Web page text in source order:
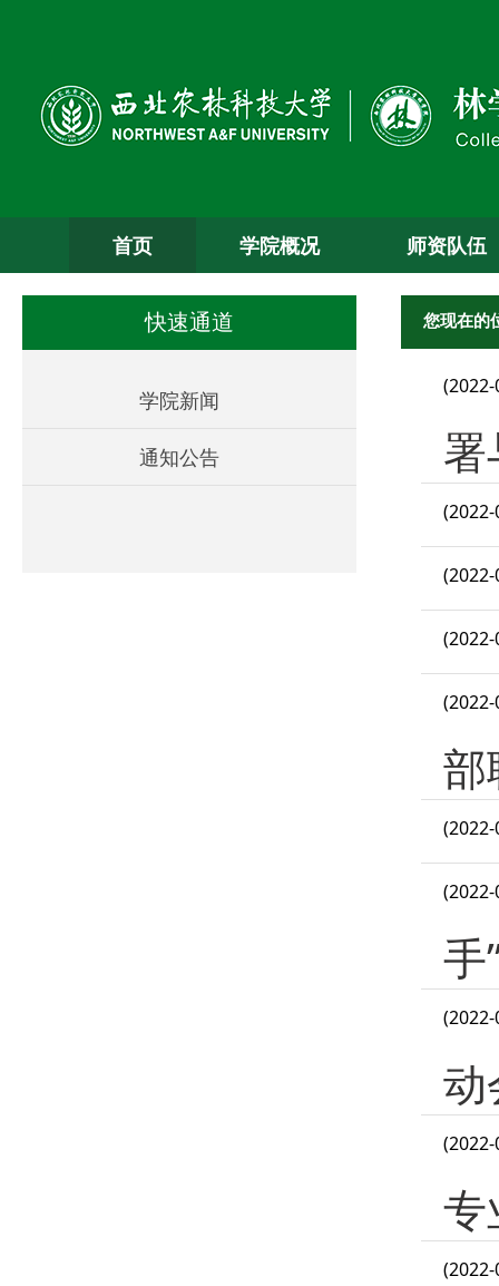
首页 学院概况 师资队伍
快速通道
学院新闻
通知公告
您现在的
部
手
动
专